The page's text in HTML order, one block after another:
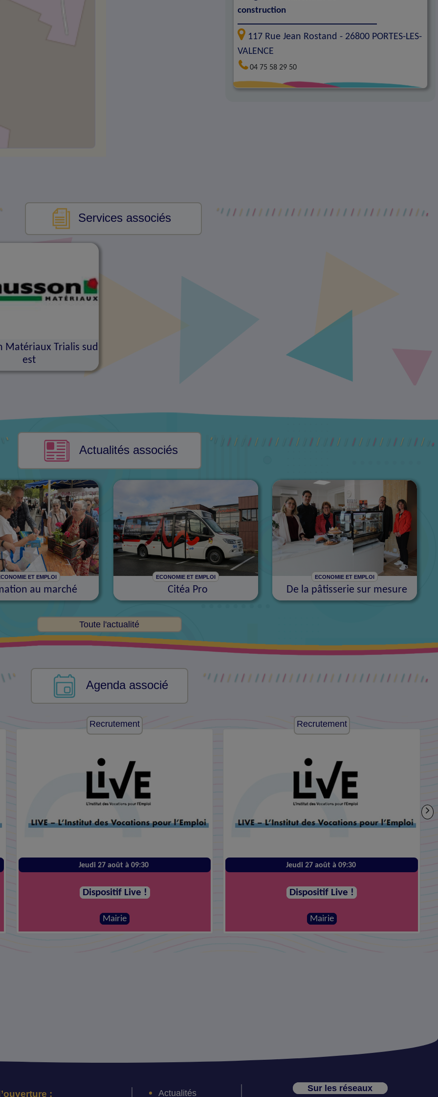
construction
117 Rue Jean Rostand - 26800 PORTES-LES-
VALENCE
04 75 58 29 50
Services associés
Matériaux Trialis sud
est
Actualités associés
ET EMPLOI
au marché
ECONOMIE ET EMPLOI
Citéa Pro
ECONOMIE ET EMPLOI
De la pâtisserie sur mesure
Toute l'actualité
Agenda associé
Recrutement
Jeudi 27 août à 09:30
Dispositif Live !
Mairie
Recrutement
Jeudi 27 août à 09:30
Dispositif Live !
Mairie
: Actualités
Sur les réseaux